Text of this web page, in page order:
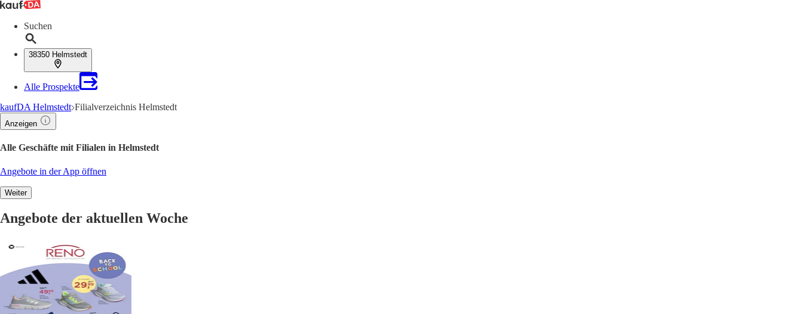
Suchen
38350 Helmstedt
Alle Prospekte
kaufDA Helmstedt Filialverzeichnis Helmstedt
Anzeigen
Alle Geschäfte mit Filialen in Helmstedt
Angebote in der App öffnen
Weiter
Angebote der aktuellen Woche